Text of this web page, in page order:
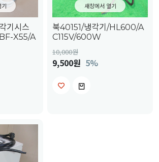
기
기시스
X55/A
새창에서 열기
북40151/냉각기/HL600/A
C115V/600W
10,000원
9,500원 5%